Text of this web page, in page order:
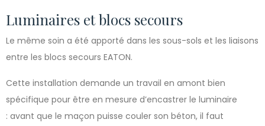
Luminaires et blocs secours
Le même soin a été apporté dans les sous-sols et les liaisons
entre les blocs secours EATON.
Cette installation demande un travail en amont bien
spécifique pour être en mesure d’encastrer le luminaire
: avant que le maçon puisse couler son béton, il faut